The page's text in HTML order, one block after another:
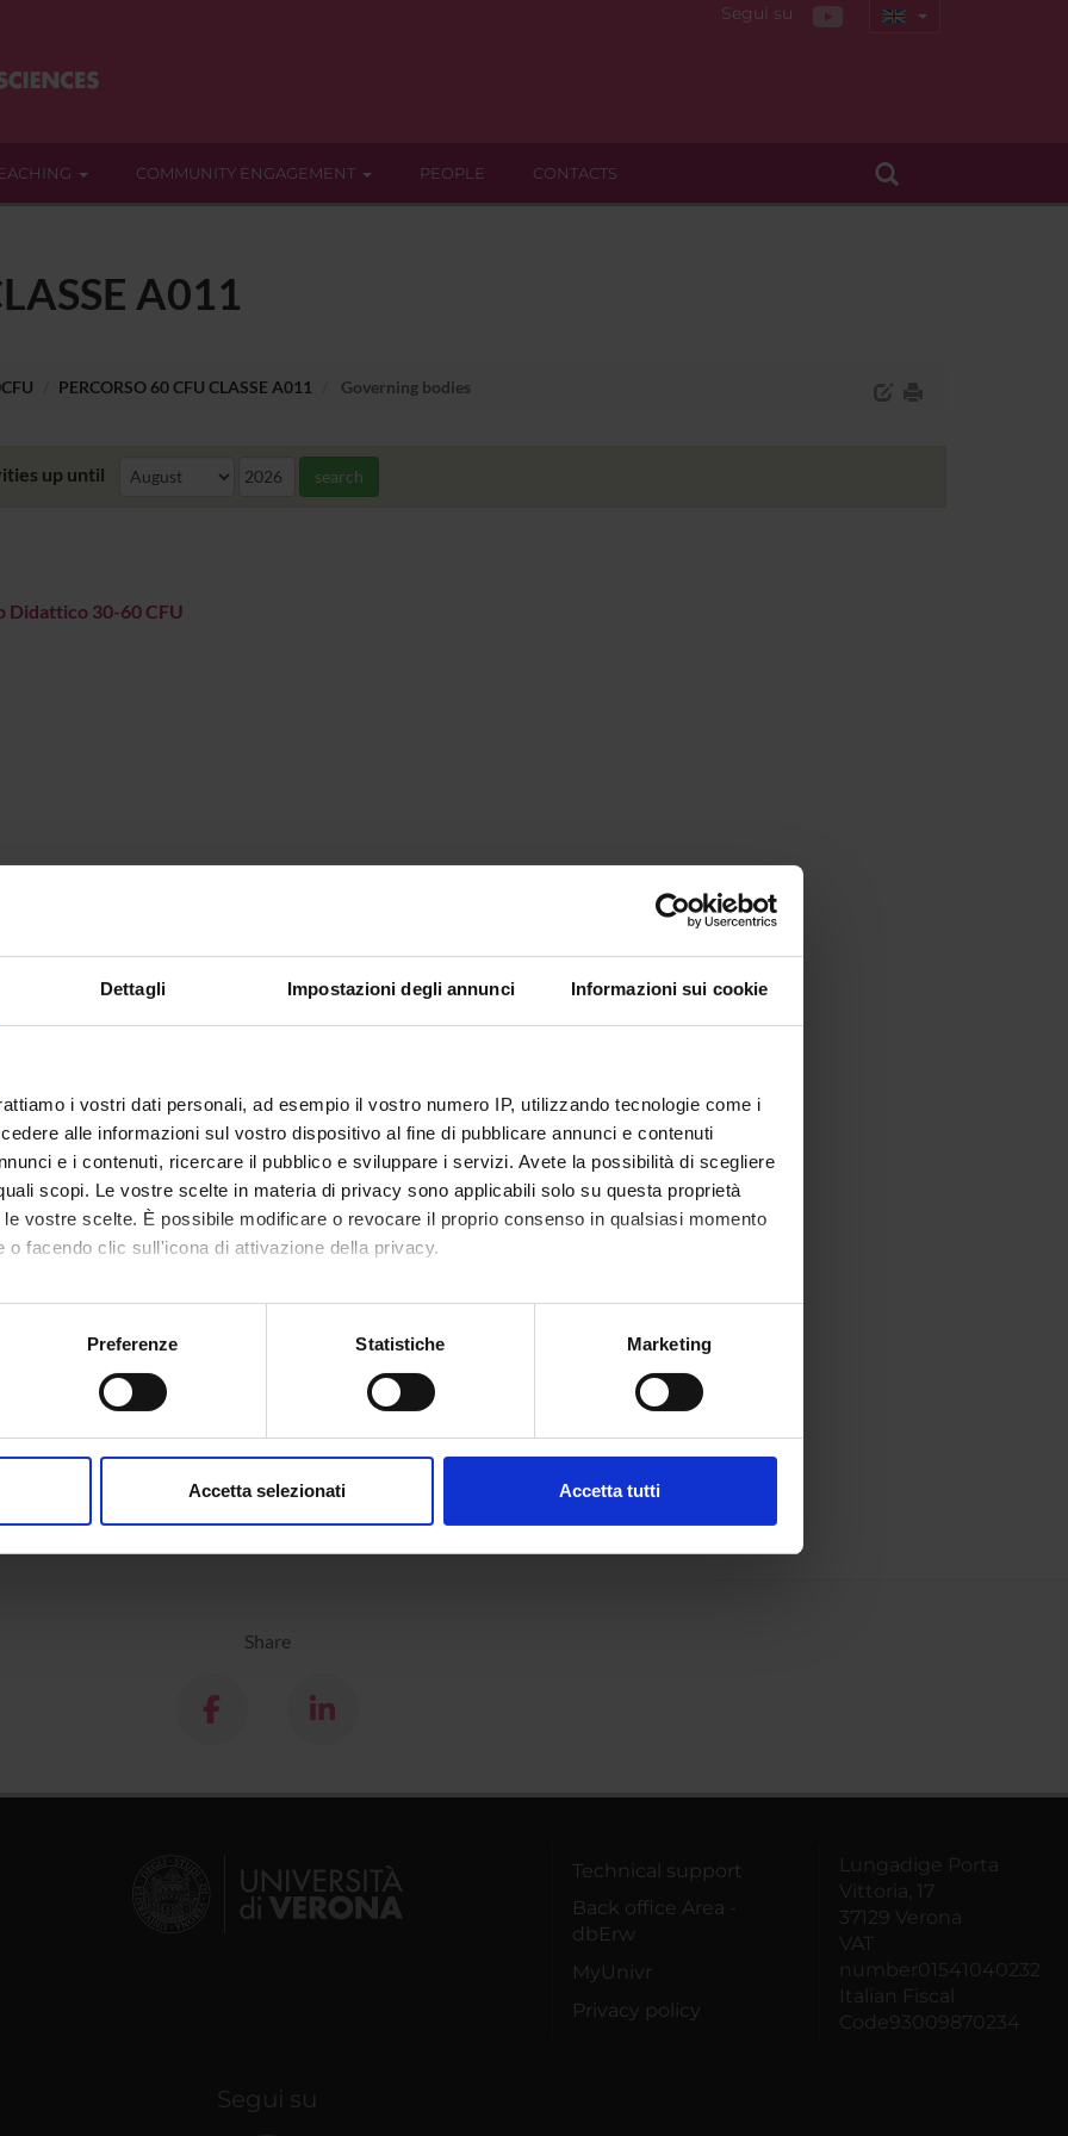
Dettagli Impostazioni degli annunci Informazioni sui cookie
i vostri dati personali, ad esempio il vostro numero IP, utilizzando tecnologie come i
alle informazioni sul vostro dispositivo al fine di pubblicare annunci e contenuti
e i contenuti, ricercare il pubblico e sviluppare i servizi. Avete la possibilità di scegliere
scopi. Le vostre scelte in materia di privacy sono applicabili solo su questa proprietà
vostre scelte. È possibile modificare o revocare il proprio consenso in qualsiasi momento
o facendo clic sull'icona di attivazione della privacy.
anche:
sulla tua posizione geografica, con un'approssimazione di qualche metro,
in qualsiasi momento dalla Dichiarazione sui cookie.
Preferenze Statistiche Marketing
Accetta selezionati Accetta tutti
Segui su
COMMUNITY ENGAGEMENT PEOPLE CONTACTS
A011
PERCORSO 60 CFU CLASSE A011 Governing bodies
up until search
Didattico 30-60 CFU
Share
Technical support
Back office Area -
dbErw
MyUnivr
Privacy policy
Lungadige Porta
Vittoria, 17
37129 Verona
VAT
number01541040232
Italian Fiscal
Code93009870234
Segui su